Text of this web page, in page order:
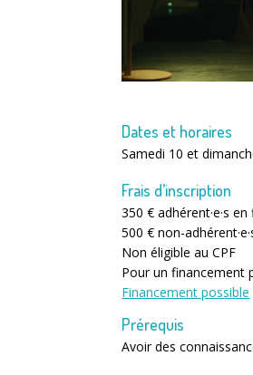
Dates et horaires
Samedi 10 et
Frais d’inscription
350 € adhérent·e·s
500 € non-
Non éligible au CPF
Pour un financement
Financement possible
Prérequis
Avoir des